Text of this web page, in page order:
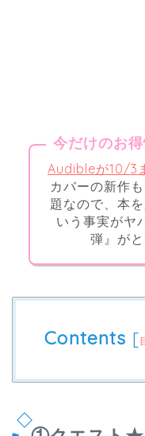
今だけのお
Audibleが10/3
カバーの新作
題なので、本
いう事実がヤ
弾』が
Contents [